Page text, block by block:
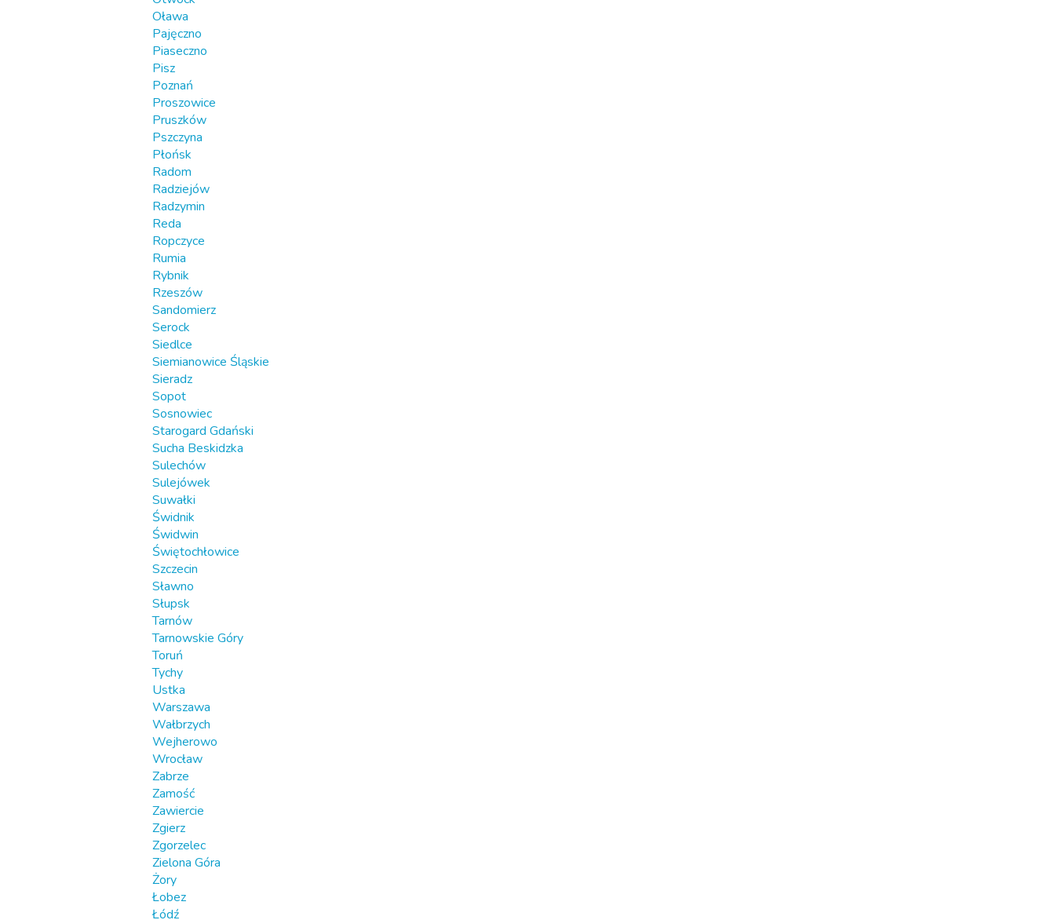
Oława
Pajęczno
Piaseczno
Pisz
Poznań
Proszowice
Pruszków
Pszczyna
Płońsk
Radom
Radziejów
Radzymin
Reda
Ropczyce
Rumia
Rybnik
Rzeszów
Sandomierz
Serock
Siedlce
Siemianowice Śląskie
Sieradz
Sopot
Sosnowiec
Starogard Gdański
Sucha Beskidzka
Sulechów
Sulejówek
Suwałki
Świdnik
Świdwin
Świętochłowice
Szczecin
Sławno
Słupsk
Tarnów
Tarnowskie Góry
Toruń
Tychy
Ustka
Warszawa
Wałbrzych
Wejherowo
Wrocław
Zabrze
Zamość
Zawiercie
Zgierz
Zgorzelec
Zielona Góra
Żory
Łobez
Łódź